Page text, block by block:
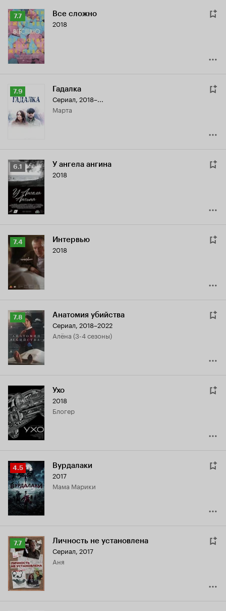
Рейтинг
Кинопоиска
7.7
7.7 Все сложно
2018
Рейтинг
Кинопоиска
7.9
7.9 Гадалка
Сериал, 2018–...
Марта
Рейтинг
Кинопоиска
6.1
6.1 У ангела ангина
2018
Рейтинг
Кинопоиска
7.4
7.4 Интервью
2018
Рейтинг
Кинопоиска
7.8
7.8 Анатомия убийства
Сериал, 2018–2022
Алёна (3-4 сезоны)
Ухо
2018
блогер
Рейтинг
Кинопоиска
4.5
4.5 Вурдалаки
2017
мама Марики
Рейтинг
Кинопоиска
7.7
7.7 Личность не установлена
Сериал, 2017
Аня